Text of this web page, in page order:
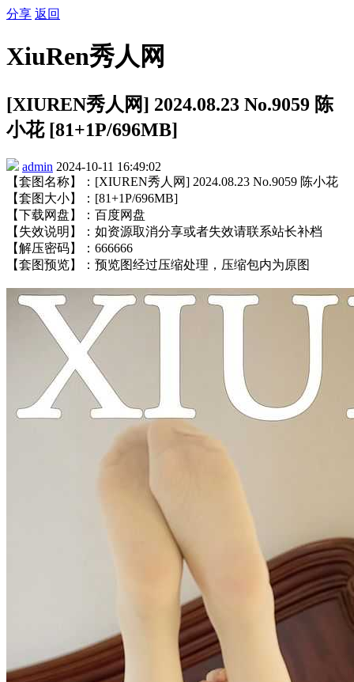
分享 返回
XiuRen秀人网
[XIUREN秀人网] 2024.08.23 No.9059 陈
小花 [81+1P/696MB]
admin 2024-10-11 16:49:02
【套图名称】：[XIUREN秀人网] 2024.08.23 No.9059 陈小花
【套图大小】：[81+1P/696MB]
【下载网盘】：百度网盘
【失效说明】：如资源取消分享或者失效请联系站长补档
【解压密码】：666666
【套图预览】：预览图经过压缩处理，压缩包内为原图